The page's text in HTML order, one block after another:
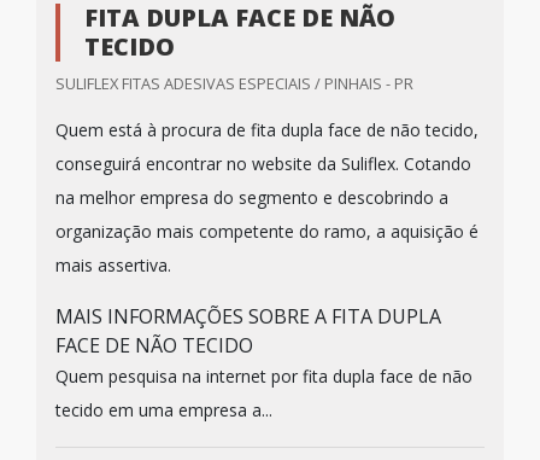
FITA DUPLA FACE DE NÃO
TECIDO
SULIFLEX FITAS ADESIVAS ESPECIAIS / PINHAIS - PR
Quem está à procura de fita dupla face de não tecido,
conseguirá encontrar no website da Suliflex. Cotando
na melhor empresa do segmento e descobrindo a
organização mais competente do ramo, a aquisição é
mais assertiva.
MAIS INFORMAÇÕES SOBRE A FITA DUPLA
FACE DE NÃO TECIDO
Quem pesquisa na internet por fita dupla face de não
tecido em uma empresa a...